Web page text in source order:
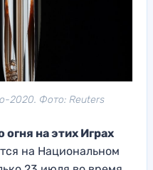
2020. Фото: Reuters
на этих Играх
на Национальном